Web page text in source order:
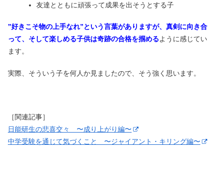
友達とともに頑張って成果を出そうとする子
”好きこそ物の上手なれ”という言葉がありますが、真剣に向き合
って、そして楽しめる子供は奇跡の合格を掴めるように感じてい
ます。
実際、そういう子を何人か見ましたので、そう強く思います。
［関連記事］
日能研生の悲喜交々 〜成り上がり編〜
中学受験を通じて気づくこと 〜ジャイアント・キリング編〜